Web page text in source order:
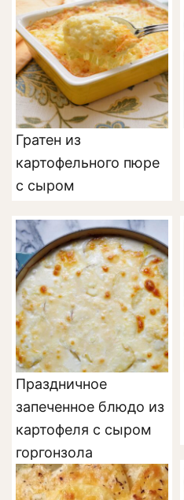
Гратен из
картофельного пюре
с сыром
Праздничное
запеченное блюдо из
картофеля с сыром
горгонзола